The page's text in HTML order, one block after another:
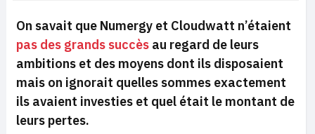
On savait que Numergy et Cloudwatt n’étaient
pas des grands succès au regard de leurs
ambitions et des moyens dont ils disposaient
mais on ignorait quelles sommes exactement
ils avaient investies et quel était le montant de
leurs pertes.